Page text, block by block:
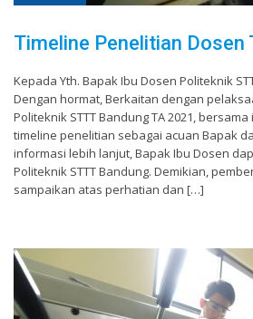
Timeline Penelitian Dosen
Kepada Yth. Bapak Ibu Dosen Politeknik
Dengan hormat, Berkaitan dengan
Politeknik STTT Bandung TA 2021,
timeline penelitian sebagai acuan Bapak
informasi lebih lanjut, Bapak Ibu Dosen
Politeknik STTT Bandung. Demikian,
sampaikan atas perhatian dan […]